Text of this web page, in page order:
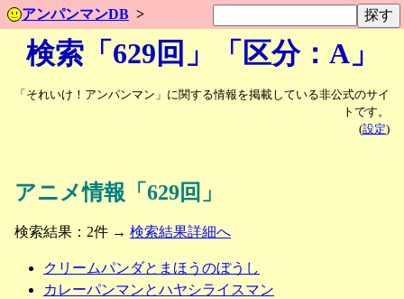
アンパンマンDB
検索「629回」「区分：A」
「それいけ！アンパンマン」に関する情報を掲載している非公式のサイ
トです。
(設定)
アニメ情報「629回」
検索結果：2件 → 検索結果詳細へ
クリームパンダとまほうのぼうし
カレーパンマンとハヤシライスマン